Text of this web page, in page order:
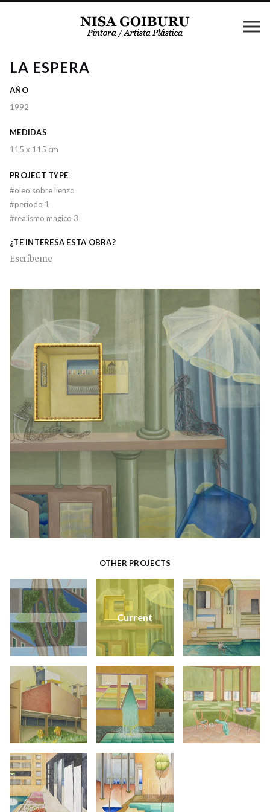
OTHER PROJECTS
Current
LA ESPERA
AÑO
1992
MEDIDAS
115 x 115 cm
PROJECT TYPE
#oleo sobre lienzo
#periodo 1
#realismo magico 3
¿TE INTERESA ESTA OBRA?
Escríbeme